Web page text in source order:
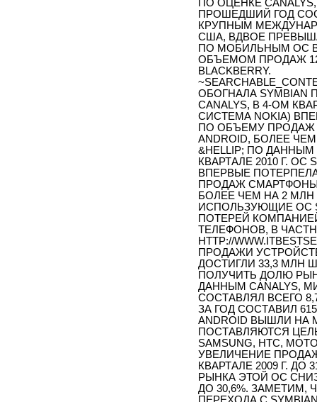
ПО ОЦЕНКЕ
ПРОШЕДШИЙ ГОД
КРУПНЫМ
США, ВДВОЕ
ПО МОБИЛЬНЫМ ОС В
ОБЪЕМОМ ПРОДАЖ
BLACKBERRY.
ОБОГНАЛА
CANALYS, В 4-ОМ
СИСТЕМА NOKIA)
ПО ОБЪЕМУ ПРОДАЖ
ANDROID, БОЛЕЕ
&HELLIP; ПО
КВАРТАЛЕ 2010 Г. ОС
ВПЕРВЫЕ
ПРОДАЖ СМАРТФОНЫ,
БОЛЕЕ ЧЕМ НА 2
ИСПОЛЬЗУЮЩИЕ ОС
ПОТЕРЕЙ
ТЕЛЕФОНОВ, В
HTTP://
ПРОДАЖИ УСТРОЙСТВ
ДОСТИГЛИ 33,3 МЛН
ПОЛУЧИТЬ ДОЛЮ
ДАННЫМ CANALYS,
СОСТАВЛЯЛ ВСЕГО
ЗА ГОД СОСТАВИЛ
ANDROID ВЫШЛИ
ПОСТАВЛЯЮТСЯ
SAMSUNG, HTC,
УВЕЛИЧЕНИЕ
КВАРТАЛЕ 2009 Г. ДО
РЫНКА ЭТОЙ ОС
ДО 30,6%. ЗАМЕТИМ,